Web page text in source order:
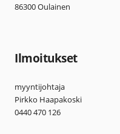
86300 Oulainen
Ilmoitukset
myyntijohtaja
Pirkko Haapakoski
0440 470 126